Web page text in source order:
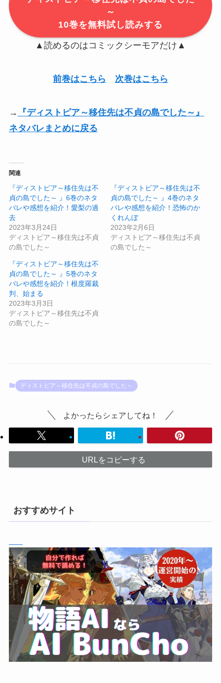
～
10巻を無料試し読みする
▲読めるのはコミックシーモアだけ▲
前巻はこちら 次巻はこちら
→
『ディストピア～移住先は不貞の島でした～』
ネタバレまとめに戻る
関連
『ディストピア～移住先は不
貞の島でした～ 』6巻のネタ
バレや感想を紹介！愛梨の過
去
2023年3月24日
ディストピア～移住先は不貞
の島でした～
『ディストピア～移住先は不
貞の島でした～ 』4巻のネタ
バレや感想を紹介！恐怖のか
くれんぼ
2023年2月6日
ディストピア～移住先は不貞
の島でした～
『ディストピア～移住先は不
貞の島でした～ 』5巻のネタ
バレや感想を紹介！根度羅裁
判、始まる
2023年3月3日
ディストピア～移住先は不貞
の島でした～
ディストピア～移住先は不貞の島でした～
よかったらシェアしてね！
URLをコピーする
おすすめサイト